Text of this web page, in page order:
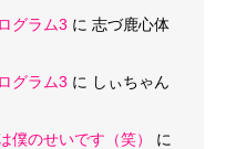
グラム3 に 志づ鹿心体
グラム3 に しぃちゃん
僕のせいです（笑）
に